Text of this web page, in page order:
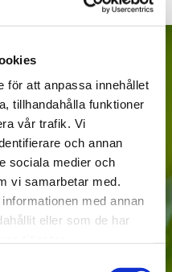
för att anpassa innehållet
tillhandahålla funktioner
vår trafik. Vi
och annan
sociala medier och
vi samarbetar med.
med annan
eller som de har
EN
vi så snabbt